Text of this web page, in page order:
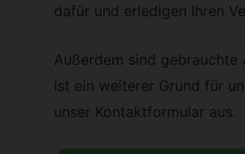
dafür und erledigen Ihren
Außerdem sind
ist ein weiterer Grund für
unser Kontaktformular aus.